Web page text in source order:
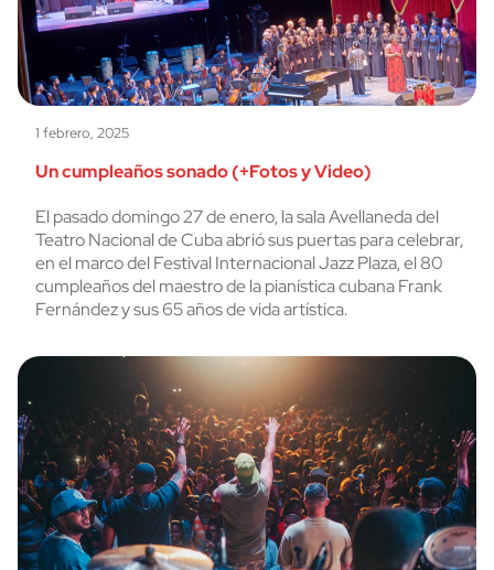
1 febrero, 2025
Un cumpleaños sonado (+Fotos y Video)
El pasado domingo 27 de enero, la sala Avellaneda del
Teatro Nacional de Cuba abrió sus puertas para celebrar,
en el marco del Festival Internacional Jazz Plaza, el 80
cumpleaños del maestro de la pianística cubana Frank
Fernández y sus 65 años de vida artística.